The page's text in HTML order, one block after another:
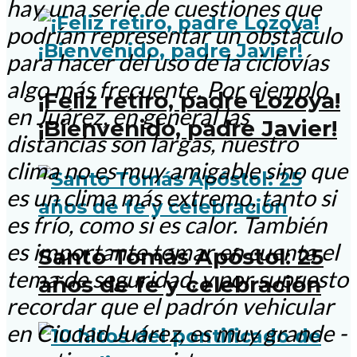
¡Feliz retiro, padre Lozoya!
¡Bienvenido, padre Javier!
Santo Tomás Apóstol: 25
años de fe y celebración
hay una serie de cuestiones que
podrían representar un obstáculo
para hacer del uso de la ciclovías
algo más frecuente. Por ejemplo
en Juárez, en general las
distancias son largas, nuestro
clima no es muy amigable sino que
es un clima más extremo, tanto si
es frío, como si es calor. También
es importante tomar en cuenta el
tema de seguridad, y por supuesto
recordar que el padrón vehicular
en Ciudad Juárez, es muy grande -